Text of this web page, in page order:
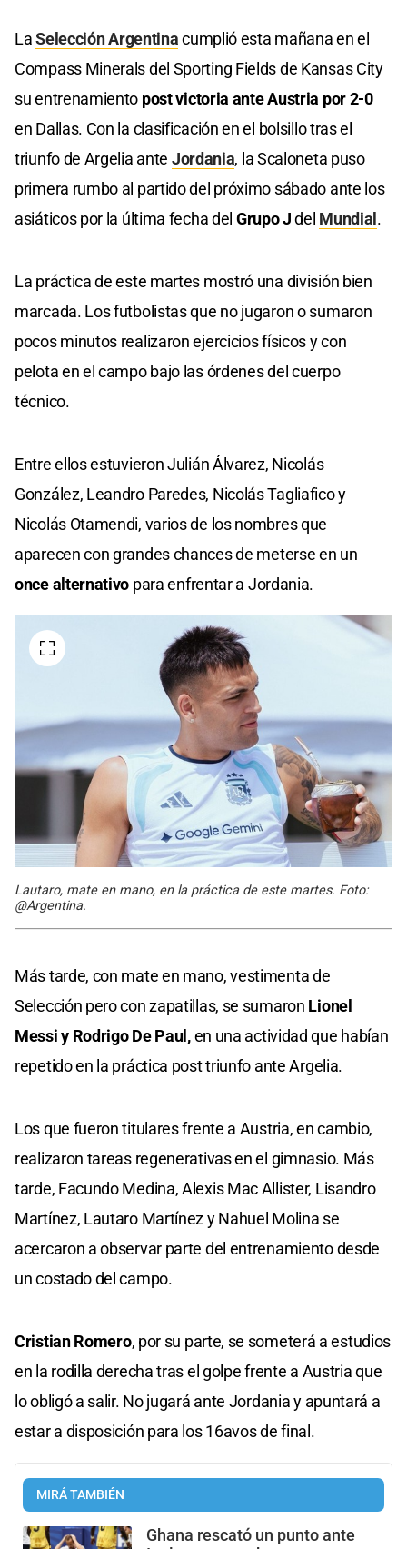
LaSelección Argentinacumplió esta mañana en el
Compass Minerals del Sporting Fields de Kansas City
su entrenamiento post victoria ante Austria por 2-0
en Dallas. Con la clasificación en el bolsillo tras el
triunfo de Argelia ante Jordania, la Scaloneta puso
primera rumbo al partido del próximo sábado ante los
asiáticos por la última fecha del Grupo Jdel Mundial.
La práctica de este martes mostró una división bien
marcada. Los futbolistas que no jugaron o sumaron
pocos minutos realizaron ejercicios físicos y con
pelota en el campo bajo las órdenes del cuerpo
técnico.
Entre ellos estuvieron Julián Álvarez, Nicolás
González, Leandro Paredes, Nicolás Tagliafico y
Nicolás Otamendi, varios de los nombres que
aparecen con grandes chances de meterse en un
once alternativo para enfrentar a Jordania.
Lautaro, mate en mano, en la práctica de este martes. Foto:
@Argentina.
Más tarde, con mate en mano, vestimenta de
Selección pero con zapatillas, se sumaron Lionel
Messi y Rodrigo De Paul,en una actividad que habían
repetido en la práctica post triunfo ante Argelia.
Los que fueron titulares frente a Austria, en cambio,
realizaron tareas regenerativas en el gimnasio. Más
tarde, Facundo Medina, Alexis Mac Allister, Lisandro
Martínez, Lautaro Martínez y Nahuel Molina se
acercaron a observar parte del entrenamiento desde
un costado del campo.
Cristian Romero, por su parte, se someterá a estudios
en la rodilla derecha tras el golpe frente a Austria que
lo obligó a salir. No jugará ante Jordania y apuntará a
estar a disposición para los 16avos de final.
MIRÁ TAMBIÉN
Ghana rescató un punto ante